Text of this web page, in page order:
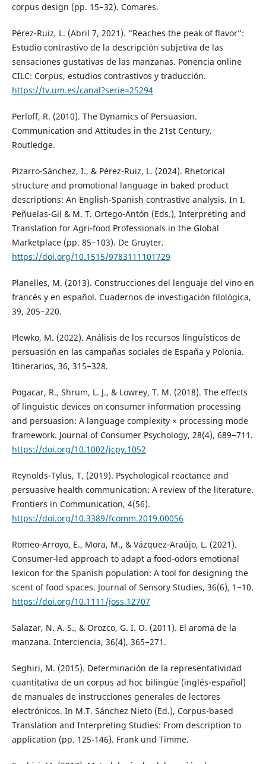
corpus design (pp. 15−32). Comares.
Pérez-Ruiz, L. (Abril 7, 2021). “Reaches the peak of flavor”:
Estudio contrastivo de la descripción subjetiva de las
sensaciones gustativas de las manzanas. Ponencia online
CILC: Corpus, estudios contrastivos y traducción.
https://tv.um.es/canal?serie=25294
Perloff, R. (2010). The Dynamics of Persuasion.
Communication and Attitudes in the 21st Century.
Routledge.
Pizarro-Sánchez, I., & Pérez-Ruiz, L. (2024). Rhetorical
structure and promotional language in baked product
descriptions: An English-Spanish contrastive analysis. In I.
Peñuelas-Gil & M. T. Ortego-Antón (Eds.), Interpreting and
Translation for Agri-food Professionals in the Global
Marketplace (pp. 85−103). De Gruyter.
https://doi.org/10.1515/9783111101729
Planelles, M. (2013). Construcciones del lenguaje del vino en
francés y en español. Cuadernos de investigación filológica,
39, 205−220.
Plewko, M. (2022). Análisis de los recursos lingüísticos de
persuasión en las campañas sociales de España y Polonia.
Itinerarios, 36, 315−328.
Pogacar, R., Shrum, L. J., & Lowrey, T. M. (2018). The effects
of linguistic devices on consumer information processing
and persuasion: A language complexity × processing mode
framework. Journal of Consumer Psychology, 28(4), 689−711.
https://doi.org/10.1002/jcpy.1052
Reynolds-Tylus, T. (2019). Psychological reactance and
persuasive health communication: A review of the literature.
Frontiers in Communication, 4(56).
https://doi.org/10.3389/fcomm.2019.00056
Romeo‐Arroyo, E., Mora, M., & Vázquez‐Araújo, L. (2021).
Consumer‐led approach to adapt a food‐odors emotional
lexicon for the Spanish population: A tool for designing the
scent of food spaces. Journal of Sensory Studies, 36(6), 1−10.
https://doi.org/10.1111/joss.12707
Salazar, N. A. S., & Orozco, G. I. O. (2011). El aroma de la
manzana. Interciencia, 36(4), 365−271.
Seghiri, M. (2015). Determinación de la representatividad
cuantitativa de un corpus ad hoc bilingüe (inglés-español)
de manuales de instrucciones generales de lectores
electrónicos. In M.T. Sánchez Nieto (Ed.), Corpus-based
Translation and Interpreting Studies: From description to
application (pp. 125-146). Frank und Timme.